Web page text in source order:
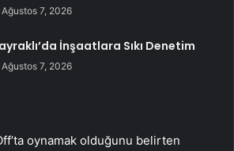
Ağustos 7, 2026
İnşaatlara Sıkı Denetim
Ağustos 7, 2026
oynamak olduğunu belirten